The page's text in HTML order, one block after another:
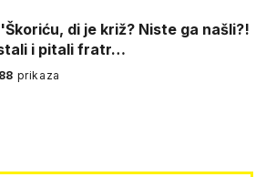
di je križ? Niste ga našli?!
i pitali fratr…
prikaza